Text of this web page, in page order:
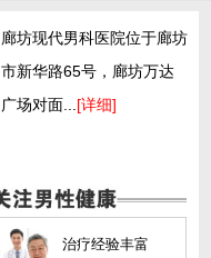
廊坊现代男科医院位于廊坊
市新华路65号，廊坊万达
广场对面... [详细]
治疗经验丰富